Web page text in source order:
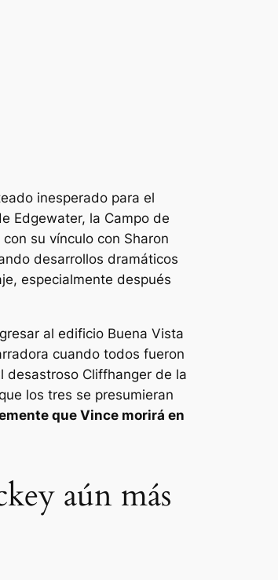
inesperado para el
Edgewater, la Campo de
su vínculo con Sharon
desarrollos dramáticos
especialmente después
al edificio Buena Vista
cuando todos fueron
desastroso Cliffhanger de la
los tres se presumieran
que Vince morirá en
aún más